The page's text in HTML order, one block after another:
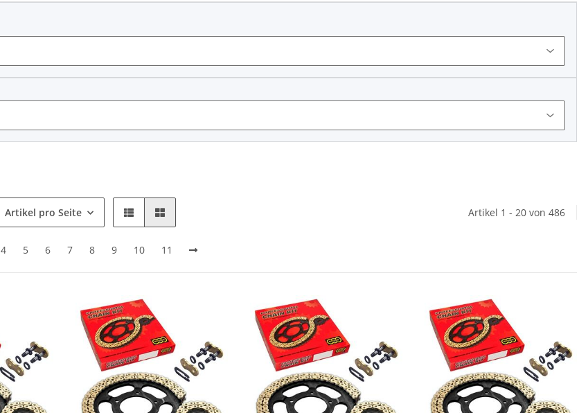
Artikel pro Seite Artikel 1 - 20 von 486
4 5 6 7 8 9 10 11